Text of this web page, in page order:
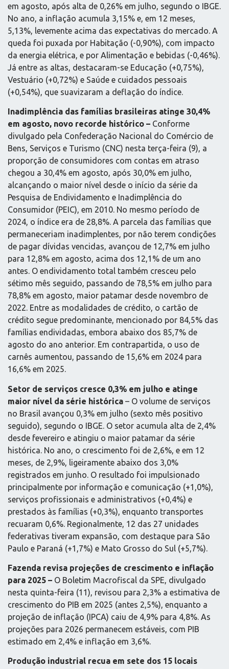
em agosto, após alta de 0,26% em julho, segundo o IBGE.
No ano, a inflação acumula 3,15% e, em 12 meses,
5,13%, levemente acima das expectativas do mercado. A
queda foi puxada por Habitação (-0,90%), com impacto
da energia elétrica, e por Alimentação e bebidas (-0,46%).
Já entre as altas, destacaram-se Educação (+0,75%),
Vestuário (+0,72%) e Saúde e cuidados pessoais
(+0,54%), que suavizaram a deflação do índice.
Inadimplência das famílias brasileiras atinge 30,4%
em agosto, novo recorde histórico – Conforme
divulgado pela Confederação Nacional do Comércio de
Bens, Serviços e Turismo (CNC) nesta terça-feira (9), a
proporção de consumidores com contas em atraso
chegou a 30,4% em agosto, após 30,0% em julho,
alcançando o maior nível desde o início da série da
Pesquisa de Endividamento e Inadimplência do
Consumidor (PEIC), em 2010. No mesmo período de
2024, o índice era de 28,8%. A parcela das famílias que
permaneceriam inadimplentes, por não terem condições
de pagar dívidas vencidas, avançou de 12,7% em julho
para 12,8% em agosto, acima dos 12,1% de um ano
antes. O endividamento total também cresceu pelo
sétimo mês seguido, passando de 78,5% em julho para
78,8% em agosto, maior patamar desde novembro de
2022. Entre as modalidades de crédito, o cartão de
crédito segue predominante, mencionado por 84,5% das
famílias endividadas, embora abaixo dos 85,7% de
agosto do ano anterior. Em contrapartida, o uso de
carnês aumentou, passando de 15,6% em 2024 para
16,6% em 2025.
Setor de serviços cresce 0,3% em julho e atinge
maior nível da série histórica – O volume de serviços
no Brasil avançou 0,3% em julho (sexto mês positivo
seguido), segundo o IBGE. O setor acumula alta de 2,4%
desde fevereiro e atingiu o maior patamar da série
histórica. No ano, o crescimento foi de 2,6%, e em 12
meses, de 2,9%, ligeiramente abaixo dos 3,0%
registrados em junho. O resultado foi impulsionado
principalmente por informação e comunicação (+1,0%),
serviços profissionais e administrativos (+0,4%) e
prestados às famílias (+0,3%), enquanto transportes
recuaram 0,6%. Regionalmente, 12 das 27 unidades
federativas tiveram expansão, com destaque para São
Paulo e Paraná (+1,7%) e Mato Grosso do Sul (+5,7%).
Fazenda revisa projeções de crescimento e inflação
para 2025 – O Boletim Macrofiscal da SPE, divulgado
nesta quinta-feira (11), revisou para 2,3% a estimativa de
crescimento do PIB em 2025 (antes 2,5%), enquanto a
projeção de inflação (IPCA) caiu de 4,9% para 4,8%. As
projeções para 2026 permanecem estáveis, com PIB
estimado em 2,4% e inflação em 3,6%.
Produção industrial recua em sete dos 15 locais